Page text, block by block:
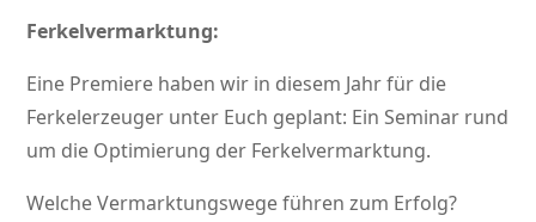
Ferkelvermarktung:
Eine Premiere haben wir in diesem Jahr für die
Ferkelerzeuger unter Euch geplant: Ein Seminar rund
um die Optimierung der Ferkelvermarktung.
Welche Vermarktungswege führen zum Erfolg?